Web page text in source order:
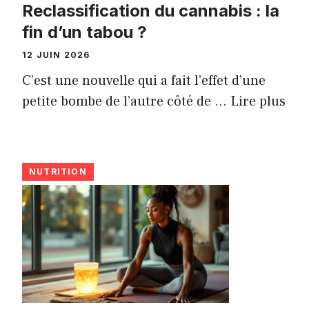
Reclassification du cannabis : la
fin d’un tabou ?
12 JUIN 2026
C’est une nouvelle qui a fait l’effet d’une
petite bombe de l’autre côté de ... Lire plus
NUTRITION